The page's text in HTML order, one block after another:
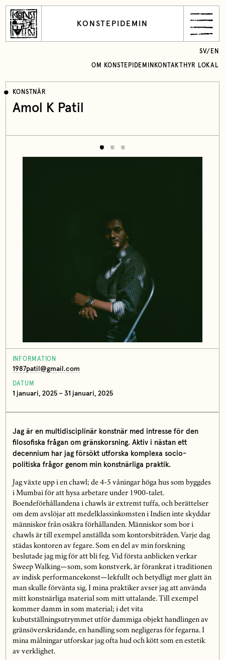
KONSTEPIDEMIN
OM KONSTEPIDEMIN KONTAKT HYR LOKAL
SV/ EN
KONSTNÄR
Amol K Patil
INFORMATION
1987patil@gmail.com
DATUM
1 januari, 2025 – 31 januari, 2025
Jag är en multidisciplinär konstnär med intresse för den
filosofiska frågan om gränskorsning. Aktiv i nästan ett
decennium har jag försökt utforska komplexa socio-
politiska frågor genom min konstnärliga praktik.
Jag växte upp i en chawl; de 4-5 våningar höga hus som byggdes
i Mumbai för att hysa arbetare under 1900-talet.
Boendeförhållandena i chawls är extremt tuffa, och berättelser
om dem avslöjar att medelklassinkomsten i Indien inte skyddar
människor från osäkra förhållanden. Människor som bor i
chawls är till exempel anställda som kontorsbiträden. Varje dag
städas kontoren av fegare. Som en del av min forskning
beslutade jag mig för att bli feg. Vid första anblicken verkar
Sweep Walking—som, som konstverk, är förankrat i traditionen
av indisk performancekonst—lekfullt och betydligt mer glatt än
man skulle förvänta sig. I mina praktiker avser jag att använda
mitt konstnärliga material som mitt uttalande. Till exempel
kommer damm in som material; i det vita
kubutställningsutrymmet utför dammiga objekt handlingen av
gränsöverskridande, en handling som negligeras för fegarna. I
mina målningar utforskar jag ofta hud och kött som en estetik
av verklighet.